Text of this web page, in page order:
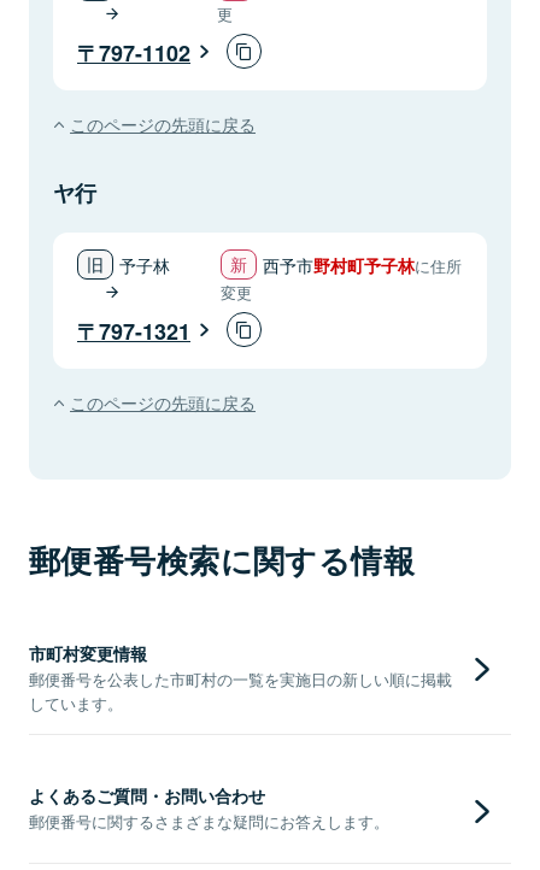
更
797-1102
このページの先頭に戻る
ヤ行
予子林 西予市野村町予子林に住所
変更
797-1321
このページの先頭に戻る
郵便番号検索に関する情報
市町村変更情報
郵便番号を公表した市町村の一覧を実施日の新しい順に掲載
しています。
よくあるご質問・お問い合わせ
郵便番号に関するさまざまな疑問にお答えします。